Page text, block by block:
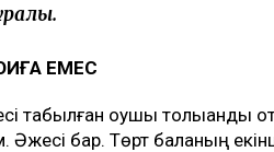
ЕМЕС
табылған оқушы толыққанды
бар. Төрт баланың